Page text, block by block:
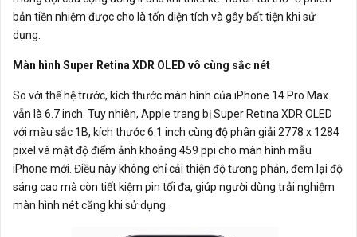
bản tiền nhiệm được cho là tốn diện tích và gây bất tiện khi sử
dụng.
Màn hình Super Retina XDR OLED vô cùng sắc nét
So với thế hệ trước, kích thước màn hình của iPhone 14 Pro Max
vẫn là 6.7 inch. Tuy nhiên, Apple trang bị Super Retina XDR OLED
với màu sắc 1B, kích thước 6.1 inch cùng độ phân giải 2778 x 1284
pixel và mật độ điểm ảnh khoảng 459 ppi cho màn hình mẫu
iPhone mới. Điều này không chỉ cải thiện độ tương phản, đem lại độ
sáng cao mà còn tiết kiệm pin tối đa, giúp người dùng trải nghiệm
màn hình nét căng khi sử dụng.